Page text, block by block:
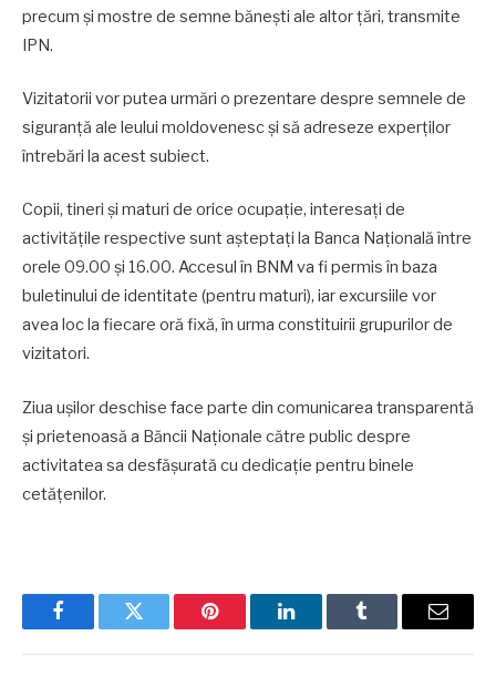
precum și mostre de semne bănești ale altor țări, transmite
IPN.
Vizitatorii vor putea urmări o prezentare despre semnele de
siguranță ale leului moldovenesc și să adreseze experților
întrebări la acest subiect.
Copii, tineri și maturi de orice ocupație, interesați de
activitățile respective sunt așteptați la Banca Națională între
orele 09.00 și 16.00. Accesul în BNM va fi permis în baza
buletinului de identitate (pentru maturi), iar excursiile vor
avea loc la fiecare oră fixă, în urma constituirii grupurilor de
vizitatori.
Ziua ușilor deschise face parte din comunicarea transparentă
și prietenoasă a Băncii Naționale către public despre
activitatea sa desfășurată cu dedicație pentru binele
cetățenilor.
FacebookTwitter Pinterest LinkedInTumblr Email